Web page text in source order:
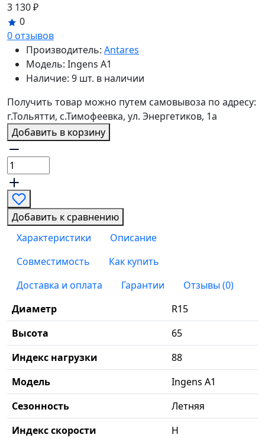
3 130 ₽
0
0 отзывов
Производитель: Antares
Модель: Ingens A1
Наличие: 9 шт. в наличии
Получить товар можно путем самовывоза по адресу:
г.Тольятти, с.Тимофеевка, ул. Энергетиков, 1а
Добавить в корзину
Добавить к сравнению
Характеристики
Описание
Совместимость
Как купить
Доставка и оплата
Гарантии
Отзывы (0)
Диаметр
R15
Высота
65
Индекс нагрузки
88
Модель
Ingens A1
Сезонность
Летняя
Индекс скорости
H